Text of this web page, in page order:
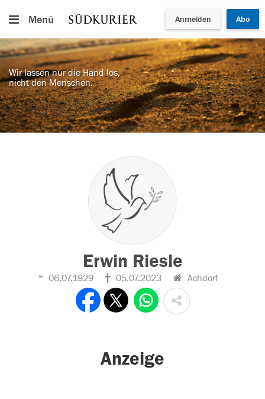
Menü Anmelden Abo
Wir lassen nur die Hand los,
nicht den Menschen.
Erwin Riesle
06.07.1929 05.07.2023 Achdorf
Anzeige